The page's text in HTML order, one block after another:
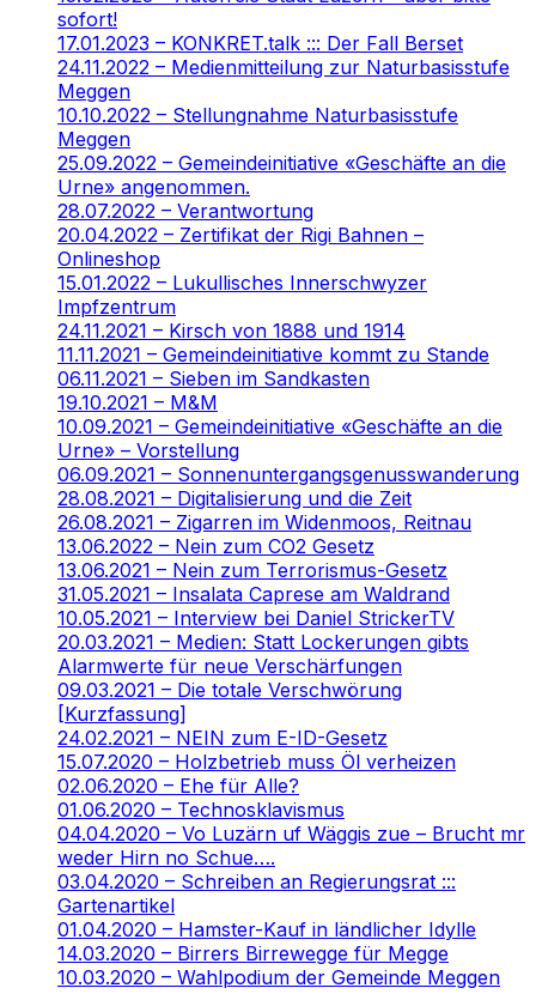
sofort!
17.01.2023 – KONKRET.talk ::: Der Fall Berset
24.11.2022 – Medienmitteilung zur Naturbasisstufe
Meggen
10.10.2022 – Stellungnahme Naturbasisstufe
Meggen
25.09.2022 – Gemeindeinitiative «Geschäfte an die
Urne» angenommen.
28.07.2022 – Verantwortung
20.04.2022 – Zertifikat der Rigi Bahnen –
Onlineshop
15.01.2022 – Lukullisches Innerschwyzer
Impfzentrum
24.11.2021 – Kirsch von 1888 und 1914
11.11.2021 – Gemeindeinitiative kommt zu Stande
06.11.2021 – Sieben im Sandkasten
19.10.2021 – M&M
10.09.2021 – Gemeindeinitiative «Geschäfte an die
Urne» – Vorstellung
06.09.2021 – Sonnenuntergangsgenusswanderung
28.08.2021 – Digitalisierung und die Zeit
26.08.2021 – Zigarren im Widenmoos, Reitnau
13.06.2022 – Nein zum CO2 Gesetz
13.06.2021 – Nein zum Terrorismus-Gesetz
31.05.2021 – Insalata Caprese am Waldrand
10.05.2021 – Interview bei Daniel StrickerTV
20.03.2021 – Medien: Statt Lockerungen gibts
Alarmwerte für neue Verschärfungen
09.03.2021 – Die totale Verschwörung
[Kurzfassung]
24.02.2021 – NEIN zum E-ID-Gesetz
15.07.2020 – Holzbetrieb muss Öl verheizen
02.06.2020 – Ehe für Alle?
01.06.2020 – Technosklavismus
04.04.2020 – Vo Luzärn uf Wäggis zue – Brucht mr
weder Hirn no Schue….
03.04.2020 – Schreiben an Regierungsrat :::
Gartenartikel
01.04.2020 – Hamster-Kauf in ländlicher Idylle
14.03.2020 – Birrers Birrewegge für Megge
10.03.2020 – Wahlpodium der Gemeinde Meggen